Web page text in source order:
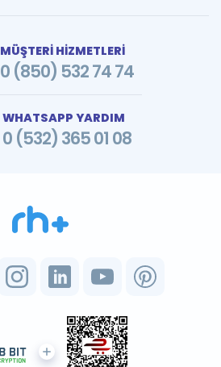
MÜŞTERİ HİZMETLERİ
0 (850) 532 74 74
WHATSAPP YARDIM
0 (532) 365 01 08